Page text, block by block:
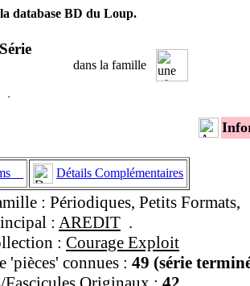
database BD du Loup.
dans la famille
Détails Complémentaires
: Périodiques, Petits Formats,
: AREDIT .
: Courage Exploit
'pièces' connues : 49 (série